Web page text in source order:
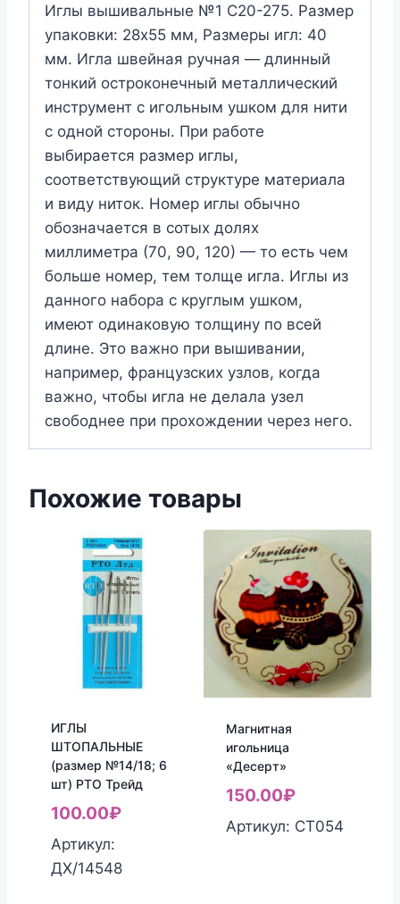
Иглы вышивальные №1 С20-275. Размер
упаковки: 28х55 мм, Размеры игл: 40
мм. Игла швейная ручная — длинный
тонкий остроконечный металлический
инструмент с игольным ушком для нити
с одной стороны. При работе
выбирается размер иглы,
соответствующий структуре материала
и виду ниток. Номер иглы обычно
обозначается в сотых долях
миллиметра (70, 90, 120) — то есть чем
больше номер, тем толще игла. Иглы из
данного набора с круглым ушком,
имеют одинаковую толщину по всей
длине. Это важно при вышивании,
например, французских узлов, когда
важно, чтобы игла не делала узел
свободнее при прохождении через него.
Похожие товары
ИГЛЫ
ШТОПАЛЬНЫЕ
(размер №14/18; 6
шт) РТО Трейд
100.00₽
Артикул:
ДХ/14548
Магнитная
игольница
«Десерт»
150.00₽
Артикул: СТ054